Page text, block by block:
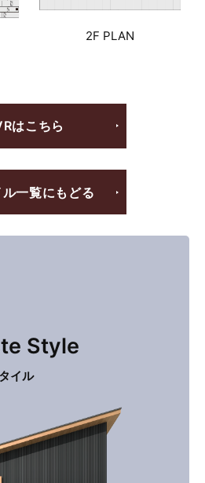
2F PLAN
はこちら
ル一覧にもどる
Style
イル